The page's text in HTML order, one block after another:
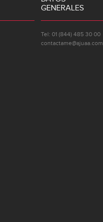
GENERALES
Tel: 01 (844) 485 30 00
contactame@ajuaa.com